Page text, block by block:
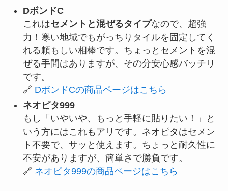
DボンドC
これはセメントと混ぜるタイプなので、超強
力！寒い地域でもがっちりタイルを固定してく
れる頼もしい相棒です。ちょっとセメントを混
ぜる手間はありますが、その分安心感バッチリ
です。
🔗 DボンドCの商品ページはこちら
ネオピタ999
もし「いやいや、もっと手軽に貼りたい！」と
いう方にはこれもアリです。ネオピタはセメン
ト不要で、サッと使えます。ちょっと耐久性に
不安がありますが、簡単さで勝負です。
🔗 ネオピタ999の商品ページはこちら